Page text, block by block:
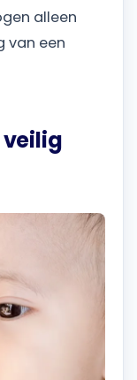
alleen
van een